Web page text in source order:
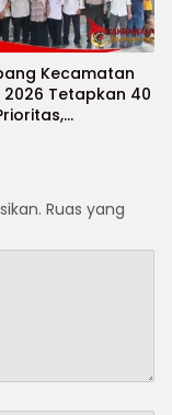
Kecamatan
Tetapkan 40
Ruas yang